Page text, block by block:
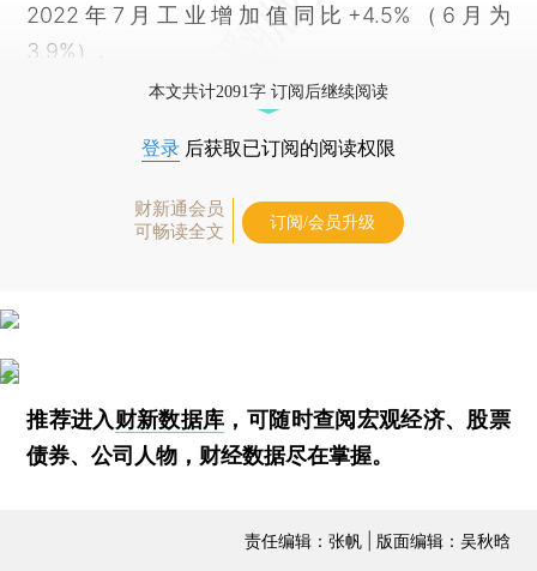
2022年7月工业增加值同比+4.5%（6月为
3.9%）。
本文共计2091字 订阅后继续阅读
登录 后获取已订阅的阅读权限
财新通会员
可畅读全文
订阅/会员升级
推荐进入财新数据库 ，可随时查阅宏观经济、股票
债券、公司人物，财经数据尽在掌握。
责任编辑：张帆 | 版面编辑：吴秋晗